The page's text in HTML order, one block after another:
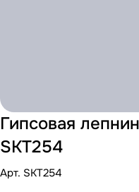
Гипсовая
SKT254
Арт. SKT254